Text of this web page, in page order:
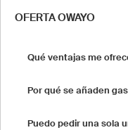
OFERTA OWAYO
Qué ventajas me
Por qué se añaden
Puedo pedir una sola